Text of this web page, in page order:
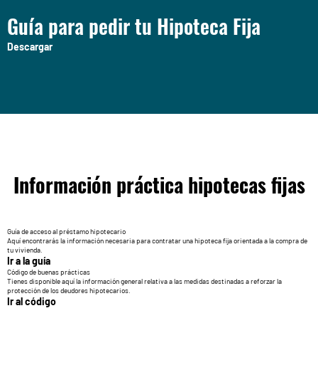
Guía para pedir tu Hipoteca Fija
Descargar
Información práctica hipotecas fijas
Guía de acceso al préstamo hipotecario
Aquí encontrarás la información necesaria para contratar una hipoteca fija orientada a la compra de
tu vivienda.
Ir a la guía
Código de buenas prácticas
Tienes disponible aquí la información general relativa a las medidas destinadas a reforzar la
protección de los deudores hipotecarios.
Ir al código